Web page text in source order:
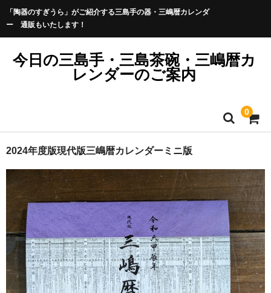
「陶器のすぎうら」がご紹介する三島手の器・三嶋暦カレンダ
ー 通販もいたします！
今日の三島手・三島茶碗・三嶋暦カ
レンダーのご案内
0
2024年度版現代版三嶋暦カレンダーミニ版